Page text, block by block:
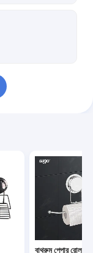
বাথরুম পেপার রোল